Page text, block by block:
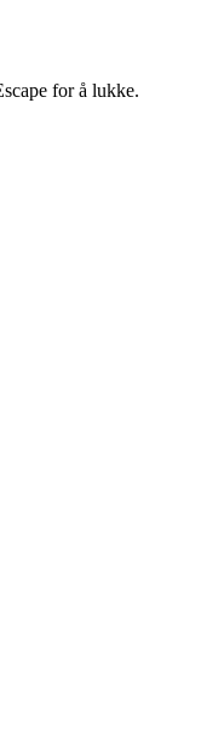
for å lukke.